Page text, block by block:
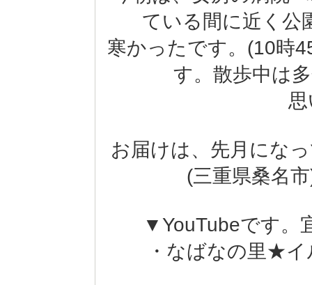
ている間に近く公
寒かったです。(10時
す。散歩中は
お届けは、先月にな
(三重県桑名
▼YouTubeです。
・なばなの里★